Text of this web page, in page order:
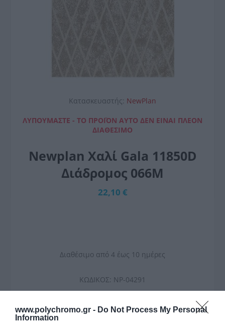
www.polychromo.gr - Do Not Process My Personal
Information
Κατασκευαστής: NewPlan
ΛΥΠΟΎΜΑΣΤΕ - ΤΟ ΠΡΟΪΌΝ ΑΥΤΌ ΔΕΝ ΕΊΝΑΙ ΠΛΈΟΝ
ΔΙΑΘΈΣΙΜΟ
Newplan Χαλί Gala 11850D
Διάδρομος 066M
22,10 €
Διαθέσιμο από 4 έως 10 ημέρες
ΚΩΔΙΚΟΣ: NP-04291